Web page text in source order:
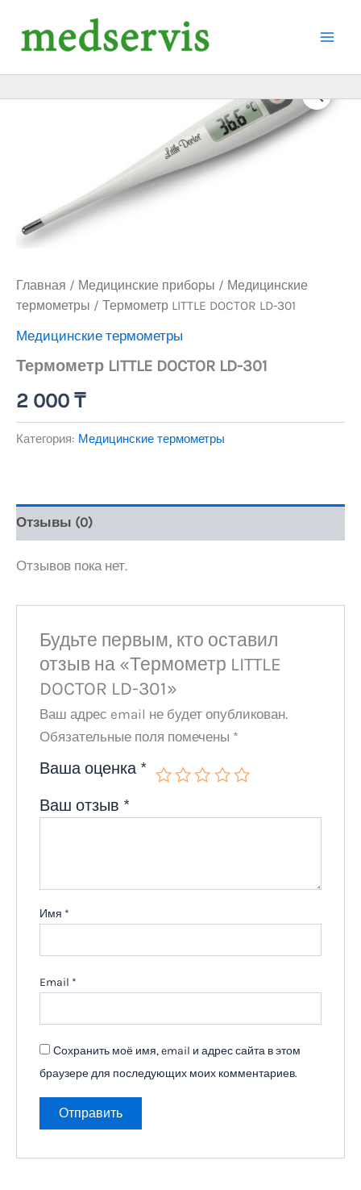
содержимому
Главная / Медицинские приборы / Медицинские
термометры / Термометр LITTLE DOCTOR LD-301
Медицинские термометры
Термометр LITTLE DOCTOR LD-301
2 000 ₸
Категория: Медицинские термометры
Отзывы (0)
Отзывов пока нет.
Будьте первым, кто оставил
отзыв на «Термометр LITTLE
DOCTOR LD-301»
Ваш адрес email не будет опубликован.
Обязательные поля помечены *
Ваша оценка *
Ваш отзыв *
Имя *
Email *
Сохранить моё имя, email и адрес сайта в этом
браузере для последующих моих комментариев.